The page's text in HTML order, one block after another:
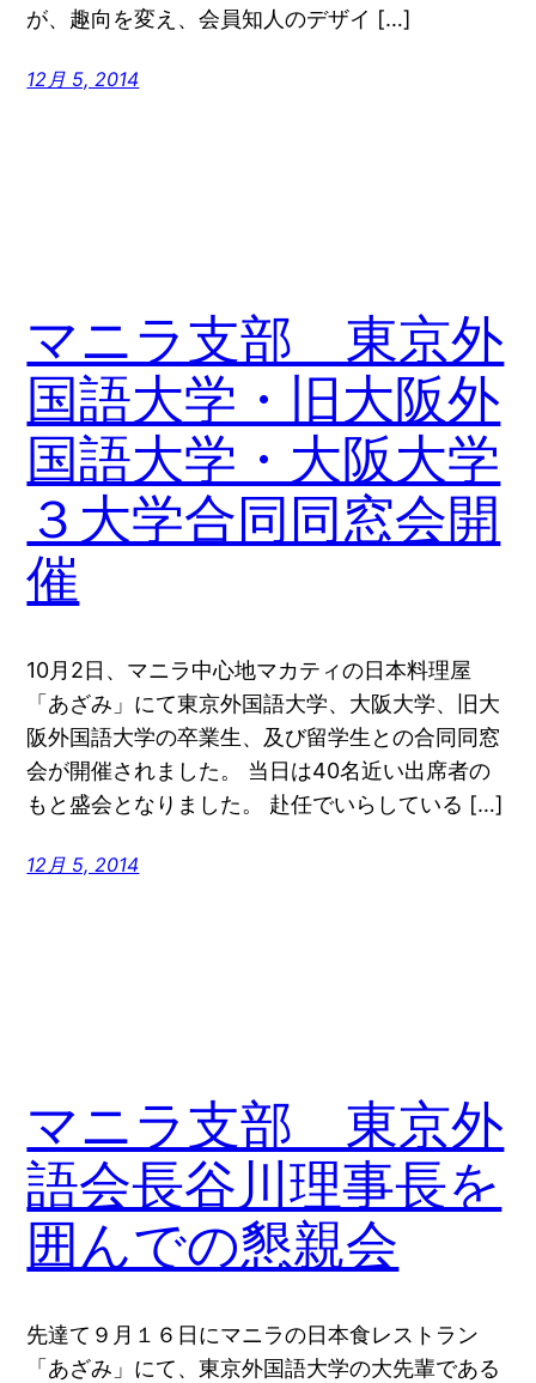
が、趣向を変え、会員知人のデザイ […]
12月 5, 2014
マニラ支部 東京外
国語大学・旧大阪外
国語大学・大阪大学
３大学合同同窓会開
催
10月2日、マニラ中心地マカティの日本料理屋
「あざみ」にて東京外国語大学、大阪大学、旧大
阪外国語大学の卒業生、及び留学生との合同同窓
会が開催されました。 当日は40名近い出席者の
もと盛会となりました。 赴任でいらしている […]
12月 5, 2014
マニラ支部 東京外
語会長谷川理事長を
囲んでの懇親会
先達て９月１６日にマニラの日本食レストラン
「あざみ」にて、東京外国語大学の大先輩である